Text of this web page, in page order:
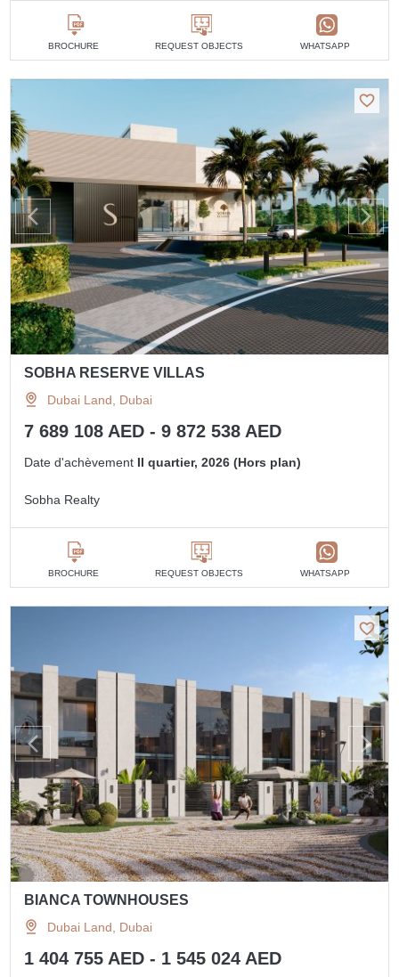
BROCHURE REQUEST OBJECTS WHATSAPP
SOBHA RESERVE VILLAS
Dubai Land, Dubai
7 689 108 AED - 9 872 538 AED
Date d'achèvement II quartier, 2026 (Hors plan)
Sobha Realty
BROCHURE REQUEST OBJECTS WHATSAPP
BIANCA TOWNHOUSES
Dubai Land, Dubai
1 404 755 AED - 1 545 024 AED